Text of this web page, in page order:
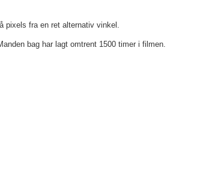
pixels fra en ret alternativ vinkel.
bag har lagt omtrent 1500 timer i filmen.